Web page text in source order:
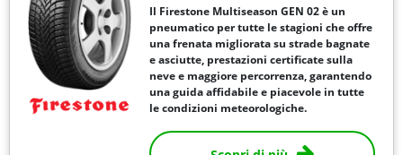
Il Firestone Multiseason GEN 02 è un
pneumatico per tutte le stagioni che offre
una frenata migliorata su strade bagnate
e asciutte, prestazioni certificate sulla
neve e maggiore percorrenza, garantendo
una guida affidabile e piacevole in tutte
le condizioni meteorologiche.